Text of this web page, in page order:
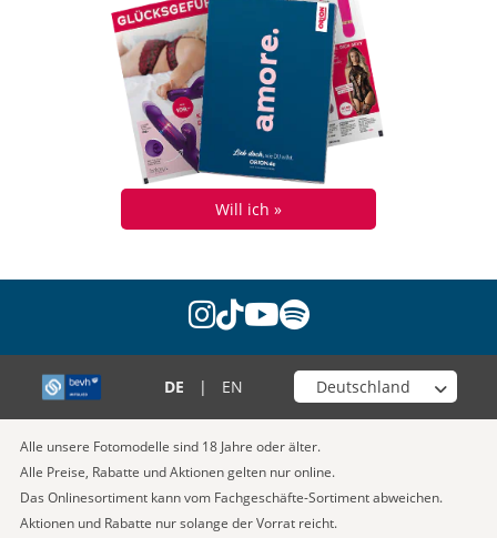
Will ich »
instagram
tiktok
youtube
spotify
DE | EN Wähle deinen Shop
Alle unsere Fotomodelle sind 18 Jahre oder älter.
Alle Preise, Rabatte und Aktionen gelten nur online.
Das Onlinesortiment kann vom Fachgeschäfte-Sortiment abweichen.
Aktionen und Rabatte nur solange der Vorrat reicht.